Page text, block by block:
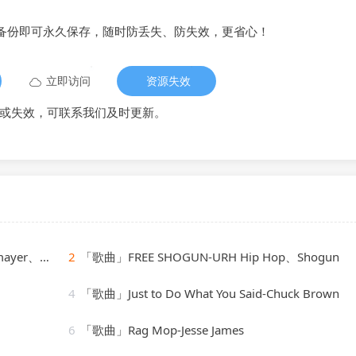
即可永久保存，随时防丢失、防失效，更省心！
立即访问 资源失效
失效，可联系我们及时更新。
2 「歌曲」FREE SHOGUN-URH Hip Hop、Shogun
4 「歌曲」Just to Do What You Said-Chuck Brown
6 「歌曲」Rag Mop-Jesse James